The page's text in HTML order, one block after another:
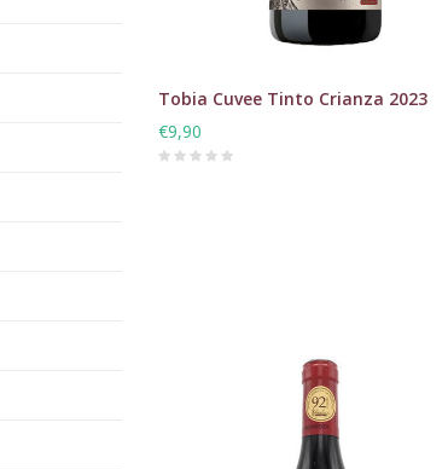
Tobia Cuvee Tinto Crianza 2023
€9,90